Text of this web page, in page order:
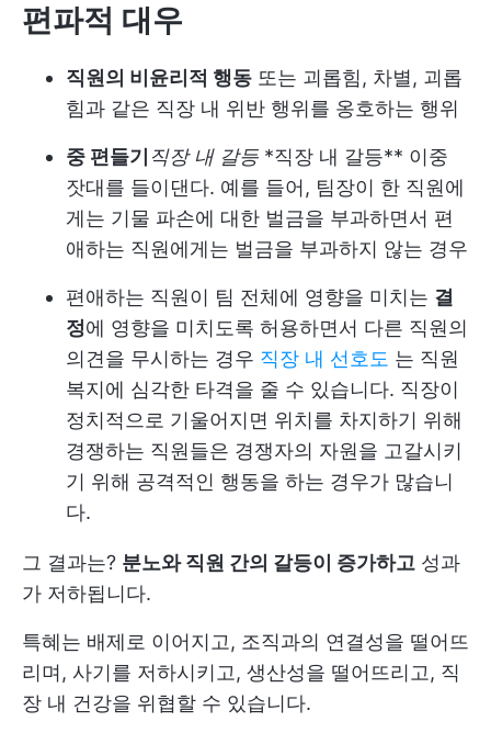
편파적 대우
직원의 비윤리적 행동 또는 괴롭힘, 차별, 괴롭
힘과 같은 직장 내 위반 행위를 옹호하는 행위
중 편들기 직장 내 갈등 *직장 내 갈등** 이중
잣대를 들이댄다. 예를 들어, 팀장이 한 직원에
게는 기물 파손에 대한 벌금을 부과하면서 편
애하는 직원에게는 벌금을 부과하지 않는 경우
편애하는 직원이 팀 전체에 영향을 미치는 결
정에 영향을 미치도록 허용하면서 다른 직원의
의견을 무시하는 경우 직장 내 선호도 는 직원
복지에 심각한 타격을 줄 수 있습니다. 직장이
정치적으로 기울어지면 위치를 차지하기 위해
경쟁하는 직원들은 경쟁자의 자원을 고갈시키
기 위해 공격적인 행동을 하는 경우가 많습니
다.
그 결과는? 분노와 직원 간의 갈등이 증가하고 성과
가 저하됩니다.
특혜는 배제로 이어지고, 조직과의 연결성을 떨어뜨
리며, 사기를 저하시키고, 생산성을 떨어뜨리고, 직
장 내 건강을 위협할 수 있습니다.